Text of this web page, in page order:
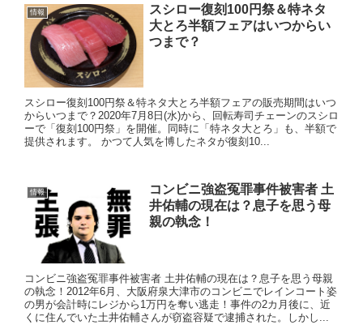
情報
スシロー復刻100円祭＆特ネタ
大とろ半額フェアはいつからい
つまで？
スシロー復刻100円祭＆特ネタ大とろ半額フェアの販売期間はいつ
からいつまで？2020年7月8日(水)から、回転寿司チェーンのスシロ
ーで「復刻100円祭」を開催。同時に「特ネタ大とろ」も、半額で
提供されます。 かつて人気を博したネタが復刻10...
情報
コンビニ強盗冤罪事件被害者 土
井佑輔の現在は？息子を思う母
親の執念！
コンビニ強盗冤罪事件被害者 土井佑輔の現在は？息子を思う母親
の執念！2012年6月、大阪府泉大津市のコンビニでレインコート姿
の男が会計時にレジから1万円を奪い逃走！事件の2カ月後に、近
くに住んでいた土井佑輔さんが窃盗容疑で逮捕された。しかし...